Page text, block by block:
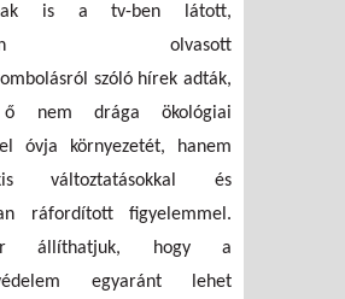
is a tv-ben látott,
olvasott
szóló hírek adták,
ő nem drága ökológiai
óvja környezetét, hanem
változtatásokkal és
ráfordított figyelemmel.
állíthatjuk, hogy a
egyaránt lehet